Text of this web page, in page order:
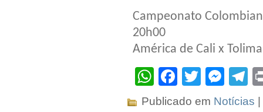
Campeonato
20h00
América de Cali x Tolima
WhatsApp
Facebook
Twitter
Publicado em Notícias